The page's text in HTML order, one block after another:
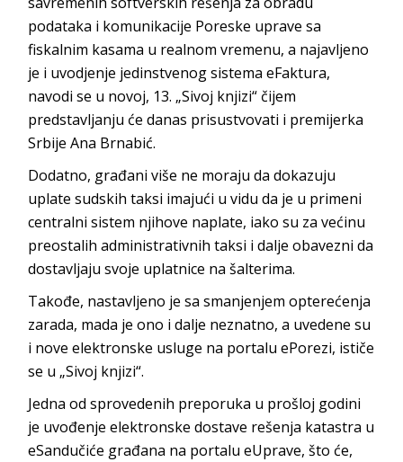
podataka i komunikacije Poreske uprave sa
fiskalnim kasama u realnom vremenu, a najavljeno
je i uvodjenje jedinstvenog sistema eFaktura,
navodi se u novoj, 13. „Sivoj knjizi“ čijem
predstavljanju će danas prisustvovati i premijerka
Srbije Ana Brnabić.
Dodatno, građani više ne moraju da dokazuju
uplate sudskih taksi imajući u vidu da je u primeni
centralni sistem njihove naplate, iako su za većinu
preostalih administrativnih taksi i dalje obavezni da
dostavljaju svoje uplatnice na šalterima.
Takođe, nastavljeno je sa smanjenjem opterećenja
zarada, mada je ono i dalje neznatno, a uvedene su
i nove elektronske usluge na portalu ePorezi, ističe
se u „Sivoj knjizi“.
Jedna od sprovedenih preporuka u prošloj godini
je uvođenje elektronske dostave rešenja katastra u
eSandučiće građana na portalu eUprave, što će,